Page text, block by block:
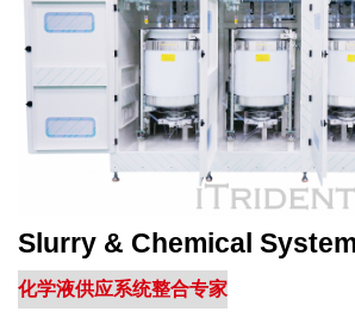
限
公
司
Slurry & Chemical System
化学液供应系统整合专家